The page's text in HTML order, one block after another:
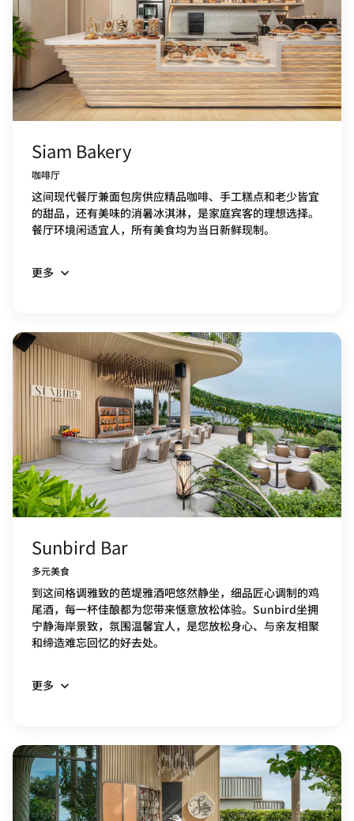
Siam Bakery
咖啡厅
这间现代餐厅兼面包房供应精品咖啡、手工糕点和老少皆宜
的甜品，还有美味的消暑冰淇淋，是家庭宾客的理想选择。
餐厅环境闲适宜人，所有美食均为当日新鲜现制。
更多
Sunbird Bar
多元美食
到这间格调雅致的芭堤雅酒吧悠然静坐，细品匠心调制的鸡
尾酒，每一杯佳酿都为您带来惬意放松体验。Sunbird坐拥
宁静海岸景致，氛围温馨宜人，是您放松身心、与亲友相聚
和缔造难忘回忆的好去处。
更多